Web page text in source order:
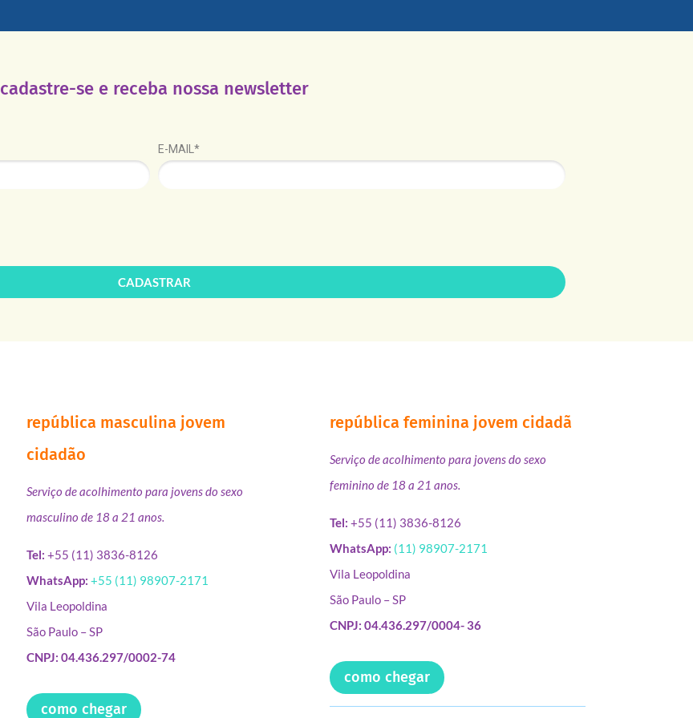
cadastre-se e receba nossa newsletter
E-MAIL*
CADASTRAR
república masculina jovem
cidadão
Serviço de acolhimento para jovens do sexo
masculino de 18 a 21 anos.
Tel: +55 (11) 3836-8126
WhatsApp: +55 (11) 98907-2171
Vila Leopoldina
São Paulo – SP
CNPJ: 04.436.297/0002-74
como chegar
república feminina jovem cidadã
Serviço de acolhimento para jovens do sexo
feminino de 18 a 21 anos.
Tel: +55 (11) 3836-8126
WhatsApp: (11) 98907-2171
Vila Leopoldina
São Paulo – SP
CNPJ: 04.436.297/0004- 36
como chegar